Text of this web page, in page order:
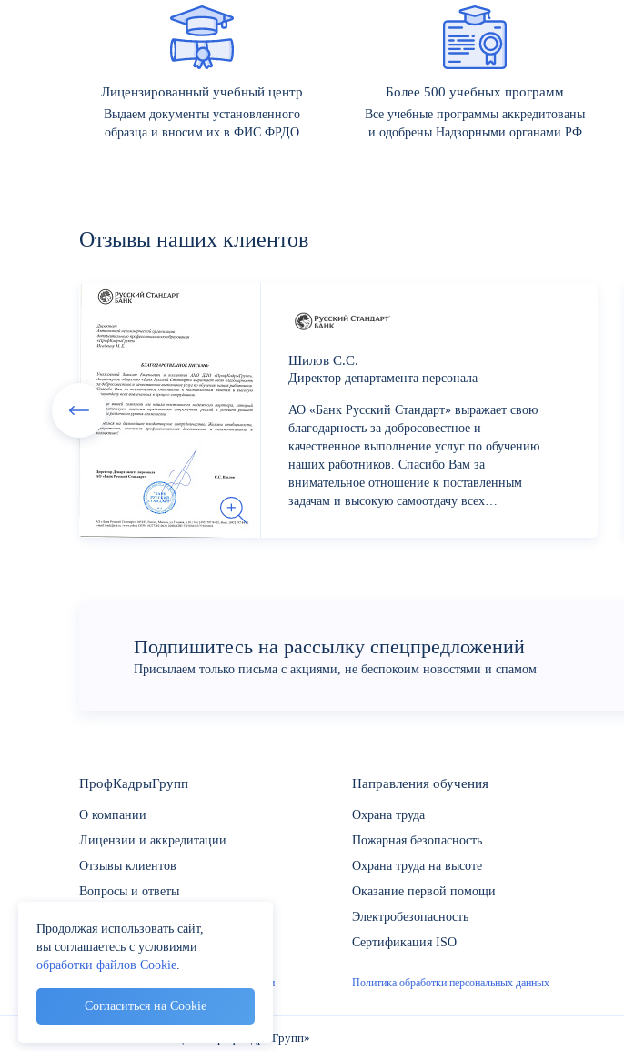
Лицензированный учебный центр
Выдаем документы установленного
образца и вносим их в ФИС ФРДО
Более 500 учебных программ
Все учебные программы аккредитованы
и одобрены Надзорными органами РФ
Отзывы наших клиентов
Шилов С.С.
Директор департамента персонала
АО «Банк Русский Стандарт» выражает свою
благодарность за добросовестное и
качественное выполнение услуг по обучению
наших работников. Спасибо Вам за
внимательное отношение к поставленным
задачам и высокую самоотдачу всех
Подпишитесь на рассылку спецпредложений
Присылаем только письма с акциями, не беспокоим новостями и спамом
ПрофКадрыГрупп
О компании
Лицензии и аккредитации
Отзывы клиентов
Вопросы и ответы
Контактная информация
Направления обучения
Охрана труда
Пожарная безопасность
Охрана труда на высоте
Оказание первой помощи
Электробезопасность
Сертификация ISO
Сведения об образовательной организации Политика обработки персональных данных
© 2018-2026 АНО ДПО «ПрофКадрыГрупп»
Продолжая использовать сайт,
вы соглашаетесь с условиями
обработки файлов Cookie.
Согласиться на Cookie